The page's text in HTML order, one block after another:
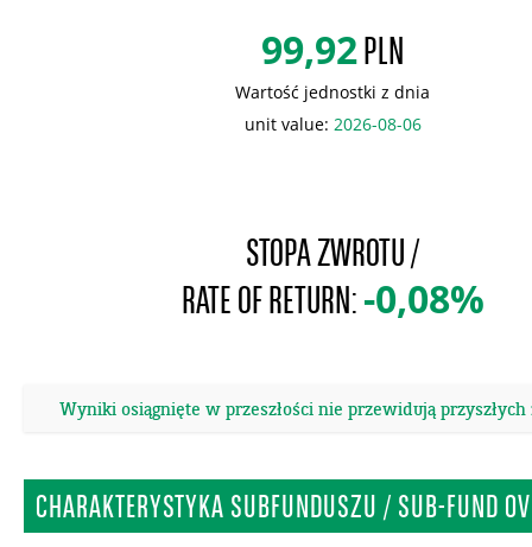
99,92PLN
Wartość jednostki z dnia
unit value: 2026-08-06
STOPA ZWROTU /
RATE OF RETURN:-0,08%
Wyniki osiągnięte w przeszłości nie przewidują
CHARAKTERYSTYKA SUBFUNDUSZU / SUB-FUND